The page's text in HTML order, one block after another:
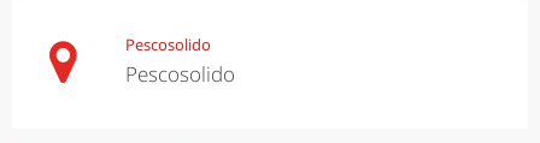
Pescosolido
Pescosolido